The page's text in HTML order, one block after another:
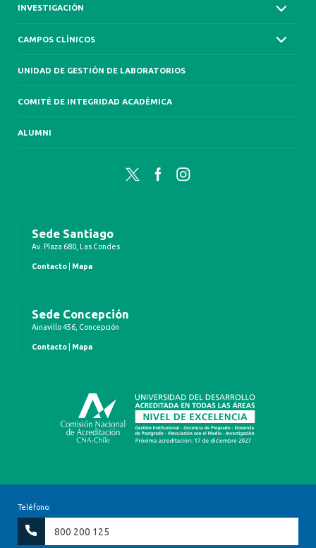
INVESTIGACIÓN
CAMPOS CLÍNICOS
UNIDAD DE GESTIÓN DE LABORATORIOS
COMITÉ DE INTEGRIDAD ACADÉMICA
ALUMNI
Twitter FacebookInstagram
Sede Santiago
Av. Plaza 680, Las Condes
Contacto Mapa
Sede Concepción
Ainavillo 456, Concepción
Contacto Mapa
Teléfono:
800 200 125